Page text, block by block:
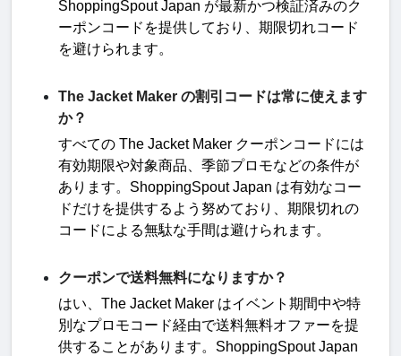
ShoppingSpout Japan が最新かつ検証済みのク
ーポンコードを提供しており、期限切れコード
を避けられます。
The Jacket Maker の割引コードは常に使えます
か？
すべての The Jacket Maker クーポンコードには
有効期限や対象商品、季節プロモなどの条件が
あります。 ShoppingSpout Japan は有効なコー
ドだけを提供するよう努めており、期限切れの
コードによる無駄な手間は避けられます。
クーポンで送料無料になりますか？
はい、 The Jacket Maker はイベント期間中や特
別なプロモコード経由で送料無料オファーを提
供することがあります。 ShoppingSpout Japan